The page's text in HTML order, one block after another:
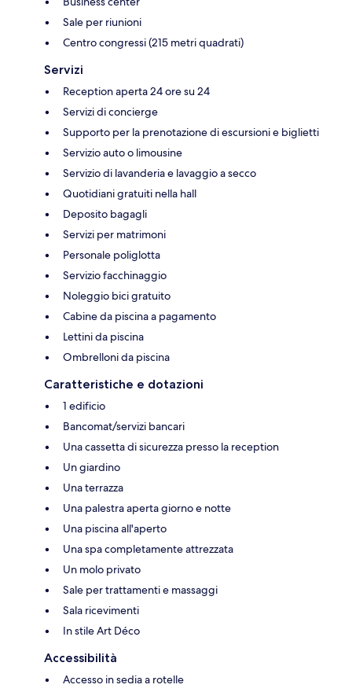
Sale per riunioni
Centro congressi (215 metri quadrati)
Servizi
Reception aperta 24 ore su 24
Servizi di concierge
Supporto per la prenotazione di escursioni e biglietti
Servizio auto o limousine
Servizio di lavanderia e lavaggio a secco
Quotidiani gratuiti nella hall
Deposito bagagli
Servizi per matrimoni
Personale poliglotta
Servizio facchinaggio
Noleggio bici gratuito
Cabine da piscina a pagamento
Lettini da piscina
Ombrelloni da piscina
Caratteristiche e dotazioni
1 edificio
Bancomat/servizi bancari
Una cassetta di sicurezza presso la reception
Un giardino
Una terrazza
Una palestra aperta giorno e notte
Una piscina all'aperto
Una spa completamente attrezzata
Un molo privato
Sale per trattamenti e massaggi
Sala ricevimenti
In stile Art Déco
Accessibilità
Accesso in sedia a rotelle